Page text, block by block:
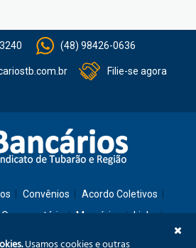
(48) 98426-0636
Filie-se agora
Convênios
Acordo Coletivos
Memórias
Links